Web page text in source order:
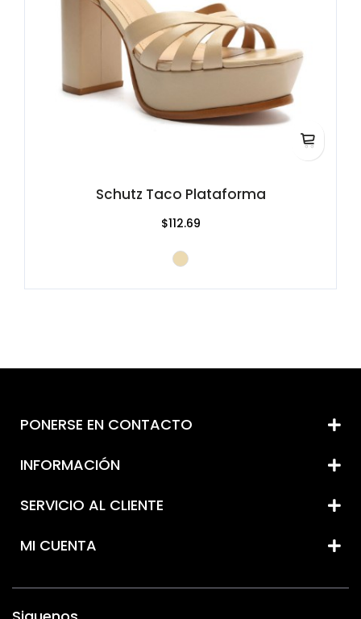
Schutz Taco Plataforma
$112.69
PONERSE EN CONTACTO
INFORMACIÓN
SERVICIO AL CLIENTE
MI CUENTA